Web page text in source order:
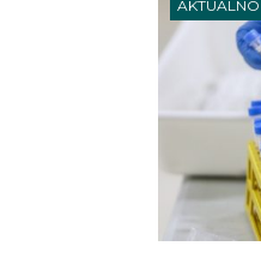
AKTUALNO